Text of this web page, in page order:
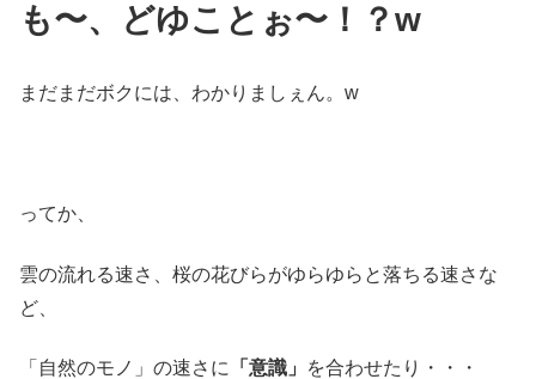
も〜、どゆことぉ〜！？w
まだまだボクには、わかりましぇん。w
ってか、
雲の流れる速さ、桜の花びらがゆらゆらと落ちる速さな
ど、
「自然のモノ」の速さに 「意識」 を合わせたり・・・